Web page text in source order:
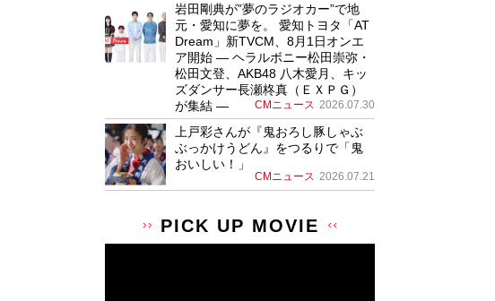
岩田剛典が”夢のラジオカー”で地
元・愛知に夢を。 愛知トヨタ「AT
Dream」新TVCM、8月1日オンエ
ア開始 ― ヘラルボニー松田崇弥・
松田文登、AKB48 八木愛月、キッ
ズダンサー長瀬柊真（ＥＸＰＧ）
が集結 ―
CMニュース 2026.07.30
上戸彩さんが『鬼おろし豚しゃぶ
ぶっかけうどん』をつるりで「鬼
おいしい！」
CMニュース 2026.07.21
PICK UP MOVIE